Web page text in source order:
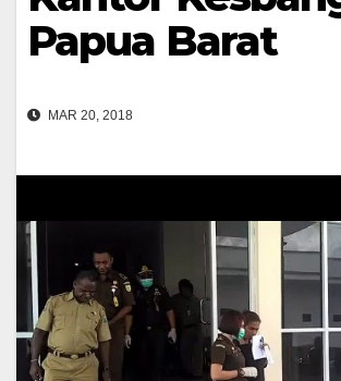
Papua Barat
MAR 20, 2018